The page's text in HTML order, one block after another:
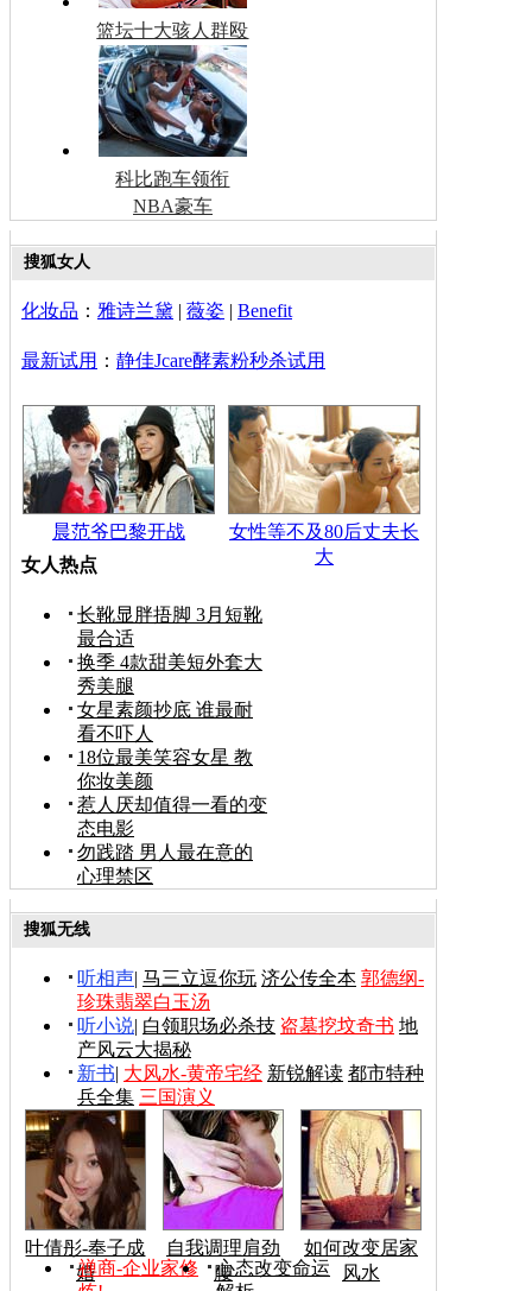
篮坛十大骇人群殴
科比跑车领衔
NBA豪车
搜狐女人
化妆品 ： 雅诗兰黛 | 薇姿 | Benefit
最新试用 ： 静佳Jcare酵素粉秒杀试用
晨范爷巴黎开战
女性等不及80后丈夫长
大
女人热点
长靴显胖捂脚 3月短靴
最合适
换季 4款甜美短外套大
秀美腿
女星素颜抄底 谁最耐
看不吓人
18位最美笑容女星 教
你妆美颜
惹人厌却值得一看的变
态电影
勿践踏 男人最在意的
心理禁区
搜狐无线
听相声| 马三立逗你玩 济公传全本 郭德纲-
珍珠翡翠白玉汤
听小说| 白领职场必杀技 盗墓挖坟奇书 地
产风云大揭秘
新书| 大风水-黄帝宅经 新锐解读 都市特种
兵全集 三国演义
叶倩彤-奉子成
婚
自我调理肩劲
腰
如何改变居家
风水
禅商-企业家修
心态改变命运